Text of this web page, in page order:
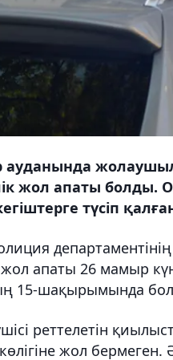
жол апаты болды.
түсіп
департаментінің
апаты 26 мамыр
15-шақырымында
реттелетін
жол бермеген.